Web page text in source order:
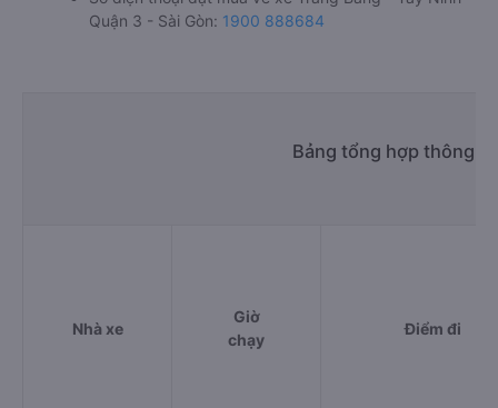
Văn phòng xe Lê Khánh ở Trảng Bàng - Tây Ninh:
Xem địa chỉ văn phòng nhà xe Lê Khánh: